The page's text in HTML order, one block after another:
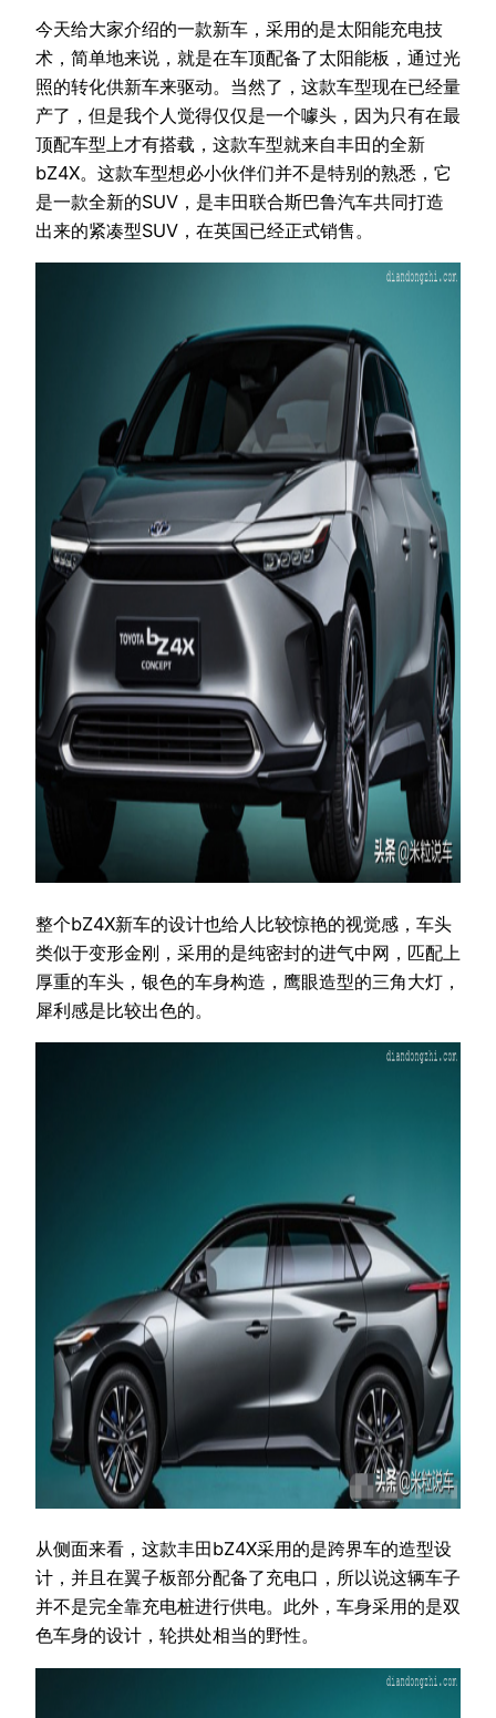
今天给大家介绍的一款新车，采用的是太阳能充电技
术，简单地来说，就是在车顶配备了太阳能板，通过光
照的转化供新车来驱动。当然了，这款车型现在已经量
产了，但是我个人觉得仅仅是一个噱头，因为只有在最
顶配车型上才有搭载，这款车型就来自丰田的全新
bZ4X。这款车型想必小伙伴们并不是特别的熟悉，它
是一款全新的SUV，是丰田联合斯巴鲁汽车共同打造
出来的紧凑型SUV，在英国已经正式销售。
整个bZ4X新车的设计也给人比较惊艳的视觉感，车头
类似于变形金刚，采用的是纯密封的进气中网，匹配上
厚重的车头，银色的车身构造，鹰眼造型的三角大灯，
犀利感是比较出色的。
从侧面来看，这款丰田bZ4X采用的是跨界车的造型设
计，并且在翼子板部分配备了充电口，所以说这辆车子
并不是完全靠充电桩进行供电。此外，车身采用的是双
色车身的设计，轮拱处相当的野性。